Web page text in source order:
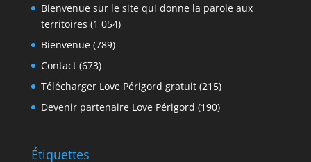
Bienvenue sur le site qui donne la parole aux
territoires (1 054)
Bienvenue (789)
Contact (673)
Télécharger Love Périgord gratuit (215)
Devenir partenaire Love Périgord (190)
Étiquettes